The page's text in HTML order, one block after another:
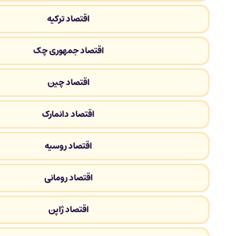
اقتصاد ترکیه
اقتصاد جمهوری چک
اقتصاد چین
اقتصاد دانمارک
اقتصاد روسیه
اقتصاد رومانی
اقتصاد ژاپن